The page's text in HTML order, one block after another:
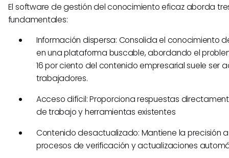
El software de gestión del conocimiento eficaz aborda
fundamentales:
Información dispersa: Consolida el conocimiento
en una plataforma buscable, abordando el
16 por ciento del contenido empresarial suele ser
trabajadores.
Acceso difícil: Proporciona respuestas
de trabajo y herramientas existentes
Contenido desactualizado: Mantiene la precisión
procesos de verificación y actualizaciones